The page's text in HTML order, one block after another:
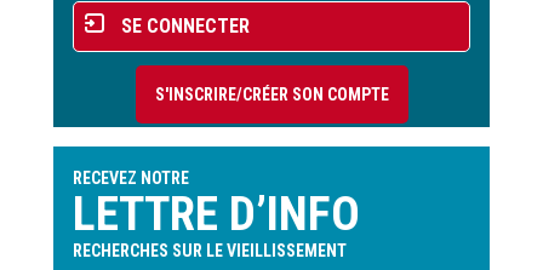
Menu
du
compte
l'utilisateur
SE CONNECTER
S'INSCRIRE/CRÉER SON COMPTE
RECEVEZ NOTRE
LETTRE D’INFO
RECHERCHES SUR LE VIEILLISSEMENT